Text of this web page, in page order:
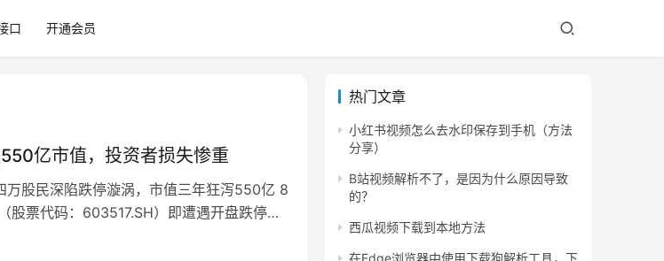
口 开通会员
亿市值，投资者损失惨重
万股民深陷跌停漩涡，市值三年狂泻550亿 8
股票代码：603517.SH）即遭遇开盘跌停，
热门文章
小红书视频怎么去水印保存到手机（方法
分享）
B站视频解析不了，是因为什么原因导致
的？
西瓜视频下载到本地方法
在Edge浏览器中使用下载狗解析工具，下